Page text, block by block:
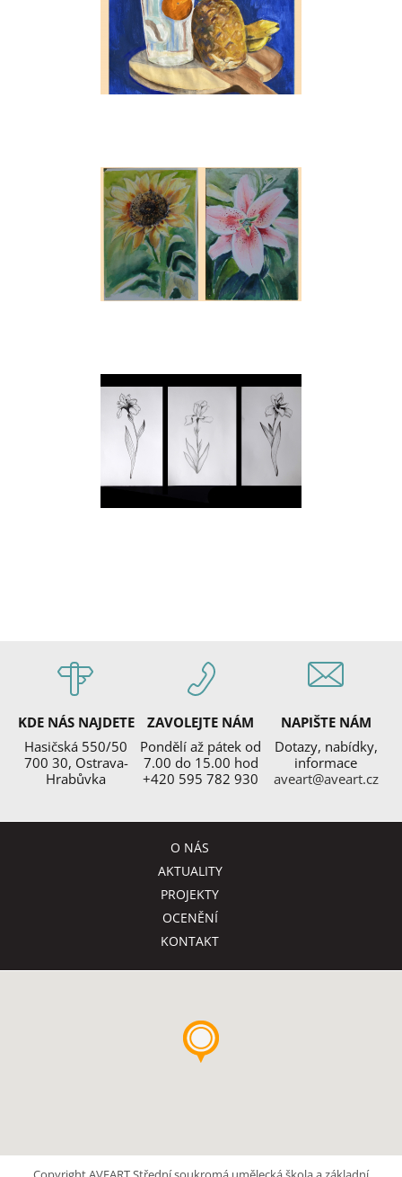
KDE NÁS NAJDETE
Hasičská 550/50
700 30, Ostrava-
Hrabůvka
ZAVOLEJTE NÁM
Pondělí až pátek od
7.00 do 15.00 hod
+420 595 782 930
NAPIŠTE NÁM
Dotazy, nabídky,
informace
aveart@aveart.cz
O NÁS
AKTUALITY
PROJEKTY
OCENĚNÍ
KONTAKT